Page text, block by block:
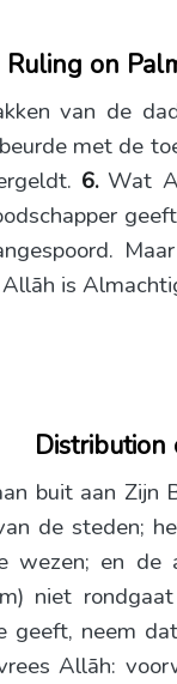
Ruling on
van de
met de
6. Wat
is
Distribution
buit aan Zijn
de steden;
wezen; en de
niet
geeft, neem
Allāh: